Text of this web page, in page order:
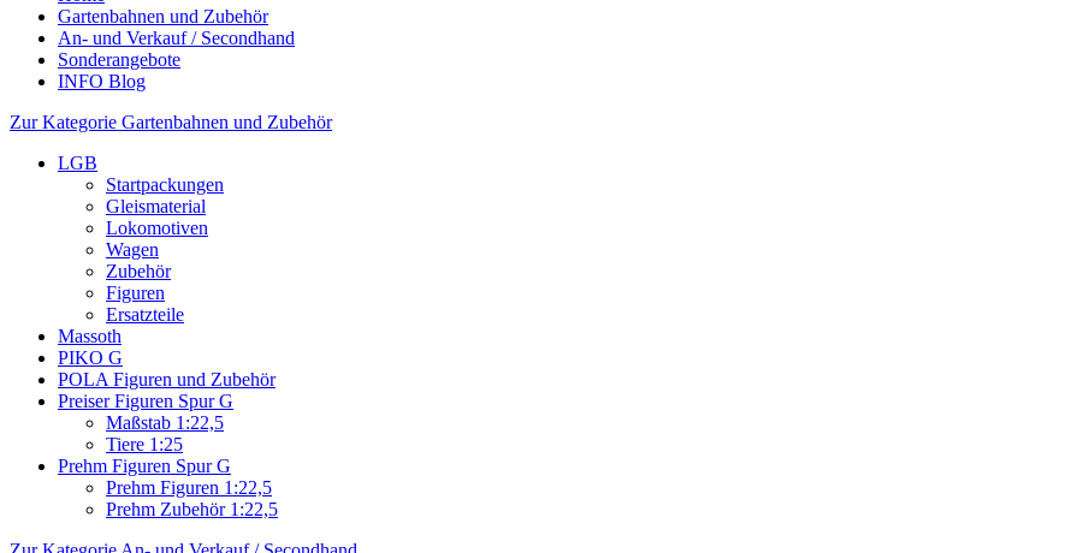
Gartenbahnen und Zubehör
An- und Verkauf / Secondhand
Sonderangebote
INFO Blog
Zur Kategorie Gartenbahnen und Zubehör
LGB
Startpackungen
Gleismaterial
Lokomotiven
Wagen
Zubehör
Figuren
Ersatzteile
Massoth
PIKO G
POLA Figuren und Zubehör
Preiser Figuren Spur G
Maßstab 1:22,5
Tiere 1:25
Prehm Figuren Spur G
Prehm Figuren 1:22,5
Prehm Zubehör 1:22,5